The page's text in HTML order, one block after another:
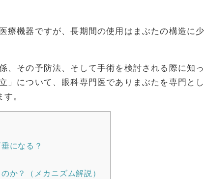
療機器ですが、長期間の使用はまぶたの構造に少
、その予防法、そして手術を検討される際に知っ
」について、眼科専門医でありまぶたを専門とし
。
になる？
か？（メカニズム解説）